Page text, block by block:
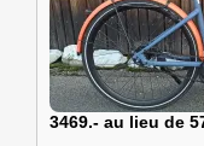
3469.- au lieu de